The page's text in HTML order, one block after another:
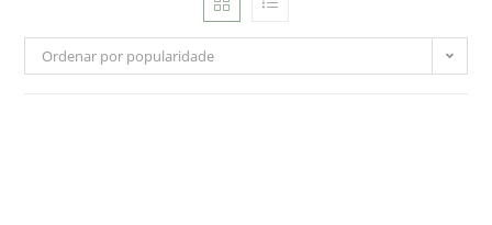
Ordenar por popularidade